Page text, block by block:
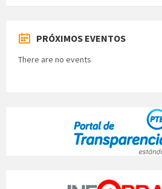
PRÓXIMOS EVENTOS
There are no events